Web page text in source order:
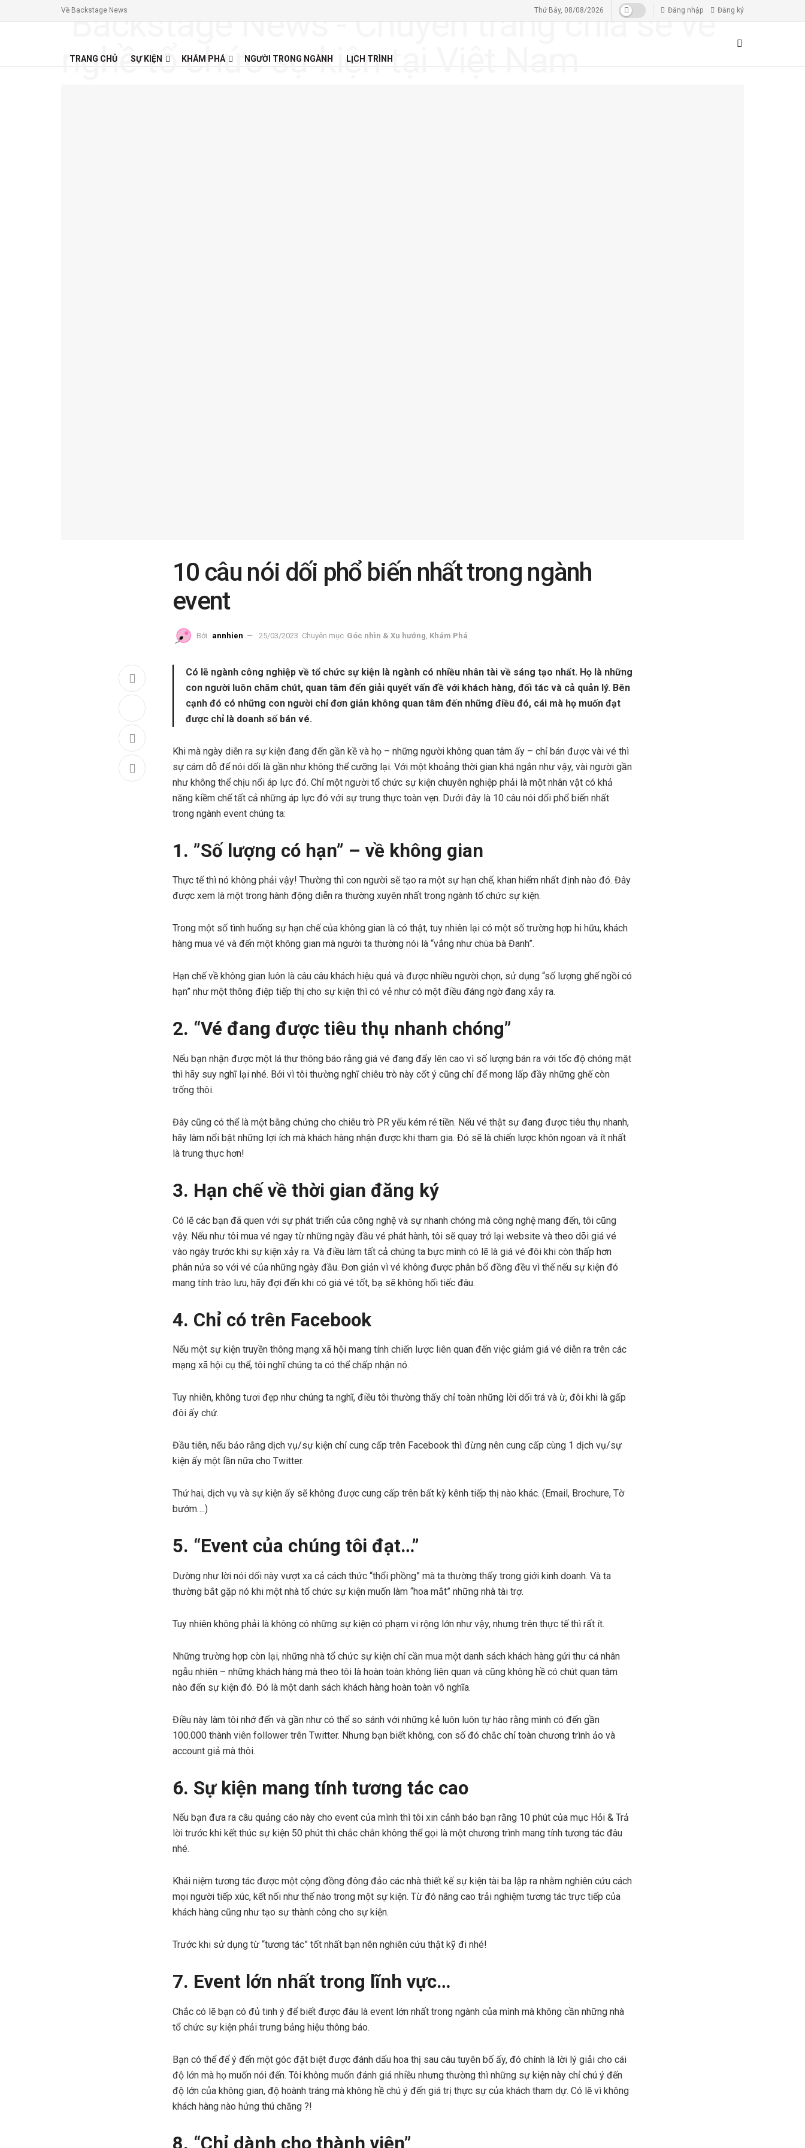
Về Backstage News Thứ Bảy, 08/08/2026 Đăng nhập Đăng ký
TRANG CHỦ SỰ KIỆN KHÁM PHÁ NGƯỜI TRONG NGÀNH LỊCH TRÌNH
10 câu nói dối phổ biến nhất trong ngành
event
Bởi annhien 25/03/2023 Chuyên mục Góc nhìn & Xu hướng Khám Phá
Có lẽ ngành công nghiệp về tổ chức sự kiện là ngành có nhiều nhân tài về sáng tạo nhất. Họ là những
con người luôn chăm chút, quan tâm đến giải quyết vấn đề với khách hàng, đối tác và cả quản lý. Bên
cạnh đó có những con người chỉ đơn giản không quan tâm đến những điều đó, cái mà họ muốn đạt
được chỉ là doanh số bán vé.
Khi mà ngày diễn ra sự kiện đang đến gần kề và họ – những người không quan tâm ấy – chỉ bán được vài vé thì
sự cám dỗ để nói dối là gần như không thể cưỡng lại. Với một khoảng thời gian khá ngắn như vậy, vài người gần
như không thể chịu nổi áp lực đó. Chỉ một người tổ chức sự kiện chuyên nghiệp phải là một nhân vật có khả
năng kiềm chế tất cả những áp lực đó với sự trung thực toàn vẹn. Dưới đây là 10 câu nói dối phổ biến nhất
trong ngành event chúng ta:
1. ”Số lượng có hạn” – về không gian
Thực tế thì nó không phải vậy! Thường thì con người sẽ tạo ra một sự hạn chế, khan hiếm nhất định nào đó. Đây
được xem là một trong hành động diễn ra thường xuyên nhất trong ngành tổ chức sự kiện.
Trong một số tình huống sự hạn chế của không gian là có thật, tuy nhiên lại có một số trường hợp hi hữu, khách
hàng mua vé và đến một không gian mà người ta thường nói là “vắng như chùa bà Đanh”.
Hạn chế về không gian luôn là câu câu khách hiệu quả và được nhiều người chọn, sử dụng “số lượng ghế ngồi có
hạn” như một thông điệp tiếp thị cho sự kiện thì có vẻ như có một điều đáng ngờ đang xảy ra.
2. “Vé đang được tiêu thụ nhanh chóng”
Nếu bạn nhận được một lá thư thông báo rằng giá vé đang đẩy lên cao vì số lượng bán ra với tốc độ chóng mặt
thì hãy suy nghĩ lại nhé. Bởi vì tôi thường nghĩ chiêu trò này cốt ý cũng chỉ để mong lấp đầy những ghế còn
trống thôi.
Đây cũng có thể là một bằng chứng cho chiêu trò PR yếu kém rẻ tiền. Nếu vé thật sự đang được tiêu thụ nhanh,
hãy làm nổi bật những lợi ích mà khách hàng nhận được khi tham gia. Đó sẽ là chiến lược khôn ngoan và ít nhất
là trung thực hơn!
3. Hạn chế về thời gian đăng ký
Có lẽ các bạn đã quen với sự phát triển của công nghệ và sự nhanh chóng mà công nghệ mang đến, tôi cũng
vậy. Nếu như tôi mua vé ngay từ những ngày đầu vé phát hành, tôi sẽ quay trở lại website và theo dõi giá vé
vào ngày trước khi sự kiện xảy ra. Và điều làm tất cả chúng ta bực mình có lẽ là giá vé đôi khi còn thấp hơn
phân nửa so với vé của những ngày đầu. Đơn giản vì vé không được phân bổ đồng đều vì thế nếu sự kiện đó
mang tính trào lưu, hãy đợi đến khi có giá vé tốt, bạ sẽ không hối tiếc đâu.
4. Chỉ có trên Facebook
Nếu một sự kiện truyền thông mạng xã hội mang tính chiến lược liên quan đến việc giảm giá vé diễn ra trên các
mạng xã hội cụ thể, tôi nghĩ chúng ta có thể chấp nhận nó.
Tuy nhiên, không tươi đẹp như chúng ta nghĩ, điều tôi thường thấy chỉ toàn những lời dối trá và ừ, đôi khi là gấp
đôi ấy chứ.
Đầu tiên, nếu bảo rằng dịch vụ/sự kiện chỉ cung cấp trên Facebook thì đừng nên cung cấp cùng 1 dịch vụ/sự
kiện ấy một lần nữa cho Twitter.
Thứ hai, dịch vụ và sự kiện ấy sẽ không được cung cấp trên bất kỳ kênh tiếp thị nào khác. (Email, Brochure, Tờ
bướm….)
5. “Event của chúng tôi đạt…”
Dường như lời nói dối này vượt xa cả cách thức “thổi phồng” mà ta thường thấy trong giới kinh doanh. Và ta
thường bắt gặp nó khi một nhà tổ chức sự kiện muốn làm “hoa mắt” những nhà tài trợ.
Tuy nhiên không phải là không có những sự kiện có phạm vi rộng lớn như vậy, nhưng trên thực tế thì rất ít.
Những trường hợp còn lại, những nhà tổ chức sự kiện chỉ cần mua một danh sách khách hàng gửi thư cá nhân
ngẫu nhiên – những khách hàng mà theo tôi là hoàn toàn không liên quan và cũng không hề có chút quan tâm
nào đến sự kiện đó. Đó là một danh sách khách hàng hoàn toàn vô nghĩa.
Điều này làm tôi nhớ đến và gần như có thể so sánh với những kẻ luôn luôn tự hào rằng mình có đến gần
100.000 thành viên follower trên Twitter. Nhưng bạn biết không, con số đó chắc chỉ toàn chương trình ảo và
account giả mà thôi.
6. Sự kiện mang tính tương tác cao
Nếu bạn đưa ra câu quảng cáo này cho event của mình thì tôi xin cảnh báo bạn rằng 10 phút của mục Hỏi & Trả
lời trước khi kết thúc sự kiện 50 phút thì chắc chắn không thể gọi là một chương trình mang tính tương tác đâu
nhé.
Khái niệm tương tác được một cộng đồng đông đảo các nhà thiết kế sự kiện tài ba lập ra nhằm nghiên cứu cách
mọi người tiếp xúc, kết nối như thế nào trong một sự kiện. Từ đó nâng cao trải nghiệm tương tác trực tiếp của
khách hàng cũng như tạo sự thành công cho sự kiện.
Trước khi sử dụng từ “tương tác” tốt nhất bạn nên nghiên cứu thật kỹ đi nhé!
7. Event lớn nhất trong lĩnh vực…
Chắc có lẽ bạn có đủ tinh ý để biết được đâu là event lớn nhất trong ngành của mình mà không cần những nhà
tổ chức sự kiện phải trưng bảng hiệu thông báo.
Bạn có thể để ý đến một góc đặt biệt được đánh dấu hoa thị sau câu tuyên bố ấy, đó chính là lời lý giải cho cái
độ lớn mà họ muốn nói đến. Tôi không muốn đánh giá nhiều nhưng thường thì những sự kiện này chỉ chú ý đến
độ lớn của không gian, độ hoành tráng mà không hề chú ý đến giá trị thực sự của khách tham dự. Có lẽ vì không
khách hàng nào hứng thú chăng ?!
8. “Chỉ dành cho thành viên”